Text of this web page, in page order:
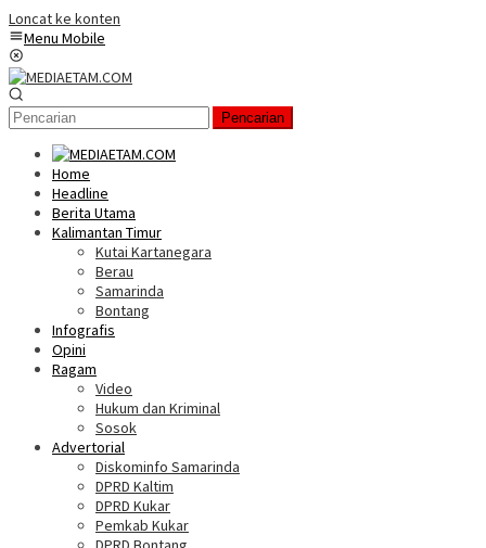
Loncat ke konten
Menu Mobile
Pencarian
Home
Headline
Berita Utama
Kalimantan Timur
Kutai Kartanegara
Berau
Samarinda
Bontang
Infografis
Opini
Ragam
Video
Hukum dan Kriminal
Sosok
Advertorial
Diskominfo Samarinda
DPRD Kaltim
DPRD Kukar
Pemkab Kukar